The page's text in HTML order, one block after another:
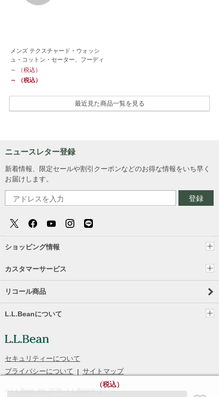
（税込）
メンズ テクスチャード・ウォッシ
ュ・コットン・セーター、フーディ
～
（税込）
～
（税込）
最近見た商品一覧を見る
ニュースレター登録
新着情報、限定セールや割引クーポンなどのお得な情報をいち早く
お届けします。
登録
ショッピング情報
カスタマーサービス
リコール商品
L.L.Beanについて
セキュリティーについて
プライバシーについて
サイトマップ
© L.L.Bean, Inc.2026- L.L.Bean® は